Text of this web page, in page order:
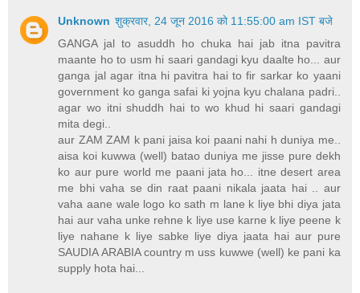
Unknown शुक्रवार, 24 जून 2016 को 11:55:00 am IST बजे
GANGA jal to asuddh ho chuka hai jab itna pavitra
maante ho to usm hi saari gandagi kyu daalte ho... aur
ganga jal agar itna hi pavitra hai to fir sarkar ko yaani
government ko ganga safai ki yojna kyu chalana padri..
agar wo itni shuddh hai to wo khud hi saari gandagi
mita degi..
aur ZAM ZAM k pani jaisa koi paani nahi h duniya me..
aisa koi kuwwa (well) batao duniya me jisse pure dekh
ko aur pure world me paani jata ho... itne desert area
me bhi vaha se din raat paani nikala jaata hai .. aur
vaha aane wale logo ko sath m lane k liye bhi diya jata
hai aur vaha unke rehne k liye use karne k liye peene k
liye nahane k liye sabke liye diya jaata hai aur pure
SAUDIA ARABIA country m uss kuwwe (well) ke pani ka
supply hota hai...